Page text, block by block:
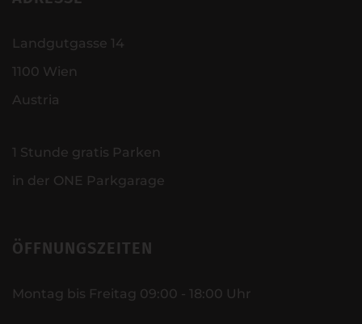
Landgutgasse 14
1100 Wien
Austria
1 Stunde gratis Parken
in der ONE Parkgarage
ÖFFNUNGSZEITEN
Montag bis Freitag 09:00 - 18:00 Uhr